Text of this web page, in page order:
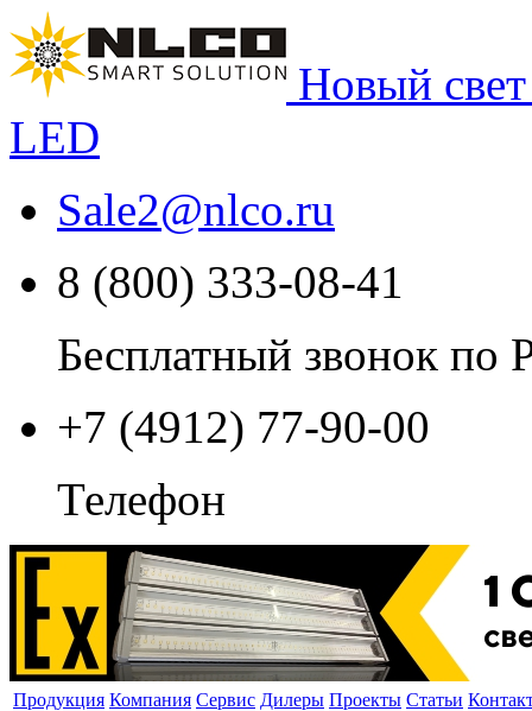
Новый
LED
Sale2@nlco.ru
8 (800) 333-08-41
Бесплатный звонок по
+7 (4912) 77-90-00
Телефон
Продукция Компания Сервис Дилеры Проекты Статьи